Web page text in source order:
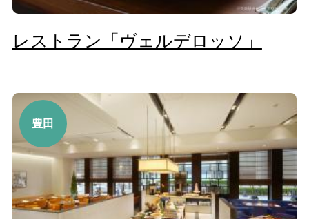
レストラン「ヴェルデロッソ」
豊田